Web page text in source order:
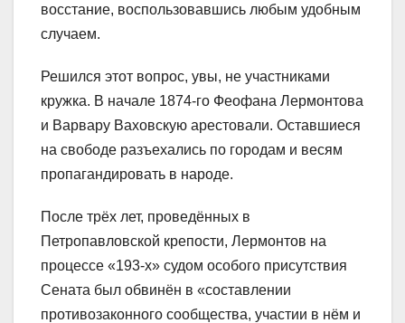
восстание, воспользовавшись любым удобным
случаем.
Решился этот вопрос, увы, не участниками
кружка. В начале 1874-го Феофана Лермонтова
и Варвару Ваховскую арестовали. Оставшиеся
на свободе разъехались по городам и весям
пропагандировать в народе.
После трёх лет, проведённых в
Петропавловской крепости, Лермонтов на
процессе «193-х» судом особого присутствия
Сената был обвинён в «составлении
противозаконного сообщества, участии в нём и